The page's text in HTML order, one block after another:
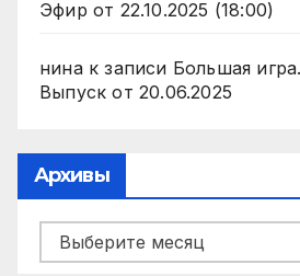
Эфир от 22.10.2025 (18:00)
нинак записи Большая
Выпуск от 20.06.2025
Архивы
Архивы